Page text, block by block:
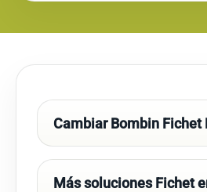
Cambiar Bombin Fichet
Más soluciones Fichet